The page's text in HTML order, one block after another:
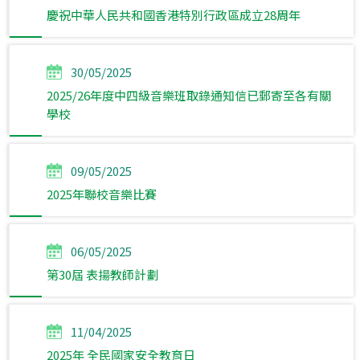
慶祝中華人民共和國香港特別行政區成立28周年
30/05/2025
2025/26年度中四級音樂班取錄通知信已郵寄至各有關
學校
09/05/2025
2025年聯校音樂比賽
06/05/2025
第30屆 表揚教師計劃
11/04/2025
2025年 全民國家安全教育日